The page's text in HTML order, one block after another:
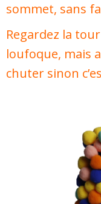
sommet, sans
Regardez la
loufoque, mais
chuter sinon